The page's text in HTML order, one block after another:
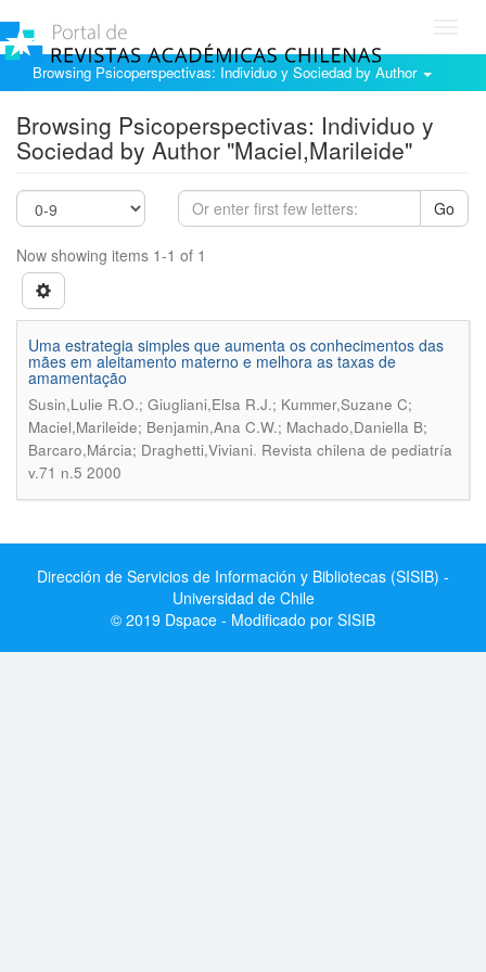
Browsing Psicoperspectivas: Individuo y Sociedad by Author
Browsing Psicoperspectivas: Individuo y
Sociedad by Author "Maciel,Marileide"
Go
Now showing items 1-1 of 1
Uma estrategia simples que aumenta os conhecimentos das
mães em aleitamento materno e melhora as taxas de
amamentação
Susin,Lulie R.O.; Giugliani,Elsa R.J.; Kummer,Suzane C;
Maciel,Marileide; Benjamin,Ana C.W.; Machado,Daniella B;
Barcaro,Márcia; Draghetti,Viviani. Revista chilena de pediatría
v.71 n.5 2000
Dirección de Servicios de Información y Bibliotecas (SISIB) -
Universidad de Chile
© 2019 Dspace - Modificado por SISIB